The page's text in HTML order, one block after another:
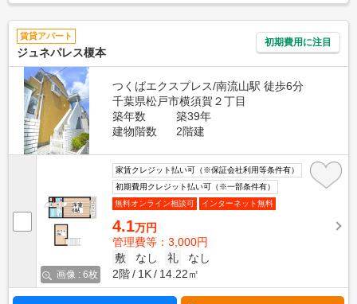
賃貸アパート
ジュネパレス榎本
初期費用に注目
つくばエクスプレス/南流山駅 徒歩6分
千葉県松戸市横須賀２丁目
築年数
築39年
建物階数
2階建
画像 : 6枚
家賃クレジット払い可（※保証会社利用等条件有）
初期費用クレジット払い可（※一部条件有）
無料オンライン相談可
インターネット無料
4.1万円
管理費等：3,000円
敷
なし 礼
なし
2階
1K 14.22㎡